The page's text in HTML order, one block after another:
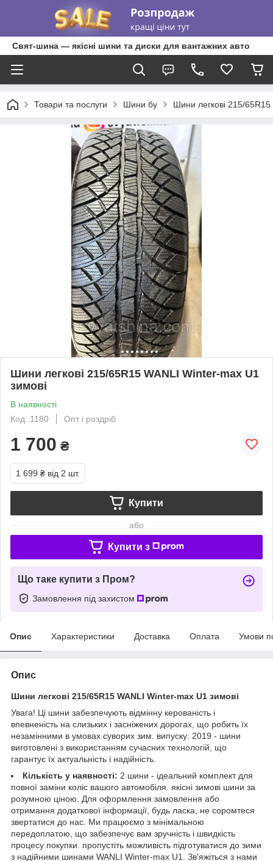
Свят-шина — якісні шини та диски для вантажних авто
Товари та послуги Шини бу Шини легкові 215/
Шини легкові 215/65R15 WANLI Winter-max U1
зимові
В наявності
Код: 1180
Опт і роздріб
1 700 ₴
1 699 ₴ від 2 шт.
Купити
або
Купити з
Що таке купити з Пром?
Замовлення під захистом
Опис Характеристики Доставка Оплата Умови
Опис
Шини легкові 215/65R15 WANLI Winter-max U1 зимові
Увага! Ці шини забезпечують відмінну керованість і
впевненість на слизьких і засніжених дорогах, що робить їх
незамінними в умовах суворих зим. випуску: 2019 - шини
виготовлені з використанням сучасних технологій, що
гарантує їх актуальність і надійність.
Кількість у наявності: 2 шини - ідеальний комплект для
повної заміни коліс вашого автомобіля. якісні зимові шини за
розумною ціною. Для оформлення замовлення або
отримання додаткової інформації, будь ласка, не соромтеся
звертатися до нас. Ми працюємо з мінімальною
передоплатою, що забезпечує вам зручність і швидкість
процесу покупки. пропустіть можливість підготуватися до зими
з надійними шинами WANLI Winter-max U1. Зв'яжіться з нами